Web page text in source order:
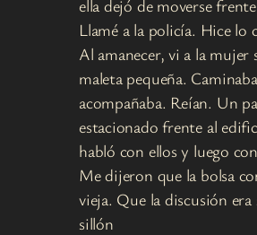
ella dejó de moverse
Llamé a la policía. Hice lo
Al amanecer, vi a la mujer
maleta pequeña.
acompañaba. Reían. Un
estacionado frente al
habló con ellos y luego
Me dijeron que la bolsa
vieja. Que la discusión
sillón